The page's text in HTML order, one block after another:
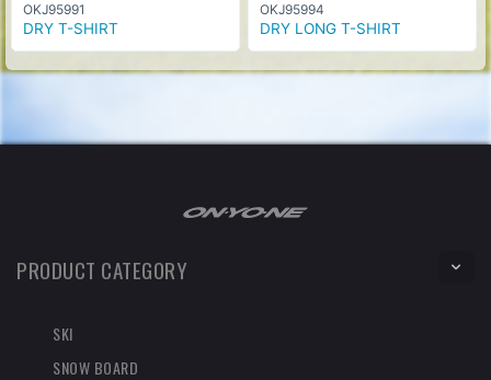
OKJ95991
DRY T-SHIRT
OKJ95994
DRY LONG T-SHIRT
PRODUCT CATEGORY
SKI
SNOW BOARD